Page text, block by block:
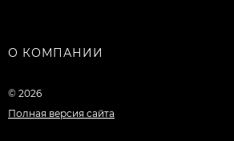
О КОМПАНИИ
© 2026
Полная версия сайта